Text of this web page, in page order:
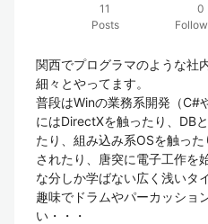
11
Posts
0
関西でプログラマのような社
細々とやってます。
普段はWinの業務系開発（C#
にはDirectXを触ったり、DB
たり、組み込み系OSを触っ
されたり、唐突に電子工作を
な分しか学ばない広く浅いタイ
趣味でドラムやパーカッショ
い・・・